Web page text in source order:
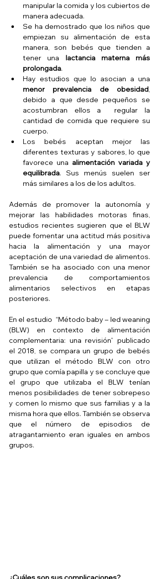
manipular la comida y los cubiertos de
manera adecuada.
Se ha demostrado que los niños que
empiezan su alimentación de esta
manera, son bebés que tienden a
tener una lactancia materna más
prolongada.
menor prevalencia de obesidad,
debido a que desde pequeños se
acostumbran ellos a  regular la
cantidad de comida que requiere su
cuerpo.
Los bebés aceptan mejor las
diferentes texturas y sabores, lo que
favorece una alimentación variada y
equilibrada. Sus menús suelen ser
más similares a los de los adultos.
Además de promover la autonomía y
mejorar las habilidades motoras finas,
estudios recientes sugieren que el BLW
puede fomentar una actitud más positiva
hacia la alimentación y una mayor
aceptación de una variedad de alimentos.
También se ha asociado con una menor
prevalencia de comportamientos
alimentarios selectivos en etapas
posteriores.
En el estudio  “Método baby – led weaning
(BLW) en contexto de alimentación
complementaria: una revisión” publicado
el 2018, se compara un grupo de bebés
que utilizan el método BLW con otro
grupo que comía papilla y se concluye que
el grupo que utilizaba el BLW tenían
menos posibilidades de tener sobrepeso
y comen lo mismo que sus familias y a la
misma hora que ellos. También se observa
que el número de episodios de
atragantamiento eran iguales en ambos
grupos.